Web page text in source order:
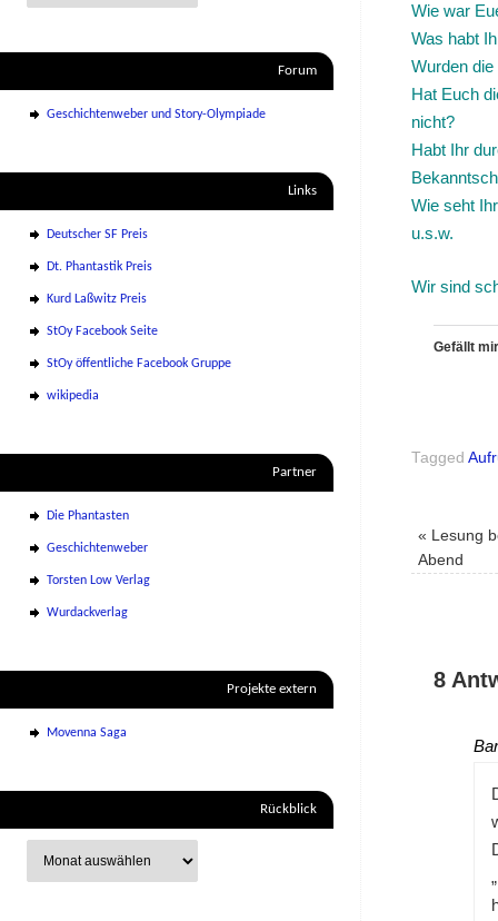
Wie war
Was habt
Wurden
Hat Euch
nicht?
Habt Ihr
Wie seht
u.s.w.
Wir sind
Gefällt
Tagged
« Lesung
Abend
8
Forum
Geschichtenweber und Story-Olympiade
Links
Deutscher SF Preis
Dt. Phantastik Preis
Kurd Laßwitz Preis
StOy Facebook Seite
StOy öffentliche Facebook Gruppe
wikipedia
Partner
Die Phantasten
Geschichtenweber
Torsten Low Verlag
Wurdackverlag
Projekte extern
Movenna Saga
Rückblick